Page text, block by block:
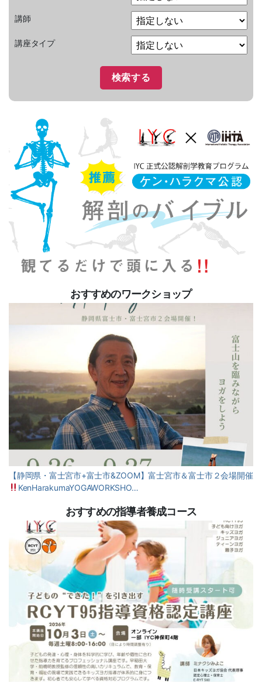
講師
講座タイプ
おすすめのワークショップ
【静岡県・富士宮市+富士市&ZOOM】富士宮市＆富士市２会場開催
KenHarakumaYOGAWORKSHO…
おすすめの指導者養成コース